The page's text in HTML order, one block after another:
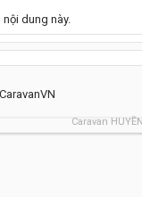
dung này.
Caravan HUYỀN